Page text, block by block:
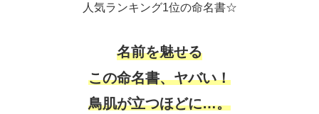
人気ランキング1位の命名書☆
名前を魅せる
この命名書、ヤバい！
鳥肌が立つほどに…。